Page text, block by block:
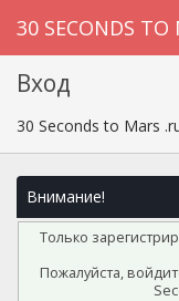
30 SECONDS TO
Вход
30 Seconds to Mars
Внимание!
Только
Пожалуйста,